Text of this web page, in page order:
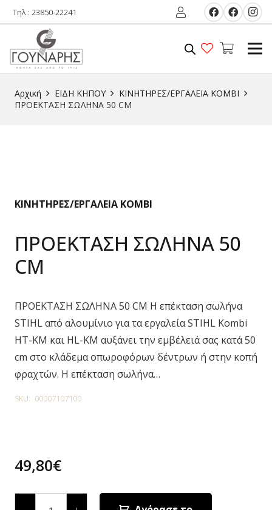
Τηλ.: 23850-22241
Αρχική ΕΙΔΗ ΚΗΠΟΥ
ΚΙΝΗΤΗΡΕΣ/ΕΡΓΑΛΕΙΑ KOMBI
ΠΡΟΕΚΤΑΣΗ ΣΩΛΗΝΑ 50 CM
ΚΙΝΗΤΗΡΕΣ/ΕΡΓΑΛΕΙΑ KOMBI
ΠΡΟΕΚΤΑΣΗ ΣΩΛΗΝΑ 50
CM
ΠΡΟΕΚΤΑΣΗ ΣΩΛΗΝΑ 50 CM Η επέκταση σωλήνα
STIHL από αλουμίνιο για τα εργαλεία STIHL Kombi
HT-KM και HL-KM αυξάνει την εμβέλειά σας κατά 50
cm στο κλάδεμα οπωροφόρων δέντρων ή στην κοπή
φραχτών. Η επέκταση σωλήνα…
SKU: 00007107100
49,80€
ΠΡΟΕΚΤΑΣΗ
ΣΩΛΗΝΑ